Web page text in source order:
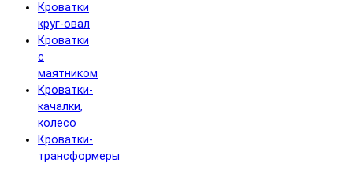
Кроватки
круг-овал
Кроватки
с
маятником
Кроватки-
качалки,
колесо
Кроватки-
трансформеры